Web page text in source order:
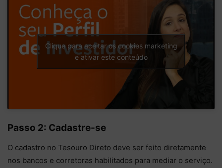
Clique para aceitar os cookies marketing
e ativar este conteúdo
Passo 2: Cadastre-se
O cadastro no Tesouro Direto deve ser feito diretamente
nos bancos e corretoras habilitados para mediar o serviço.